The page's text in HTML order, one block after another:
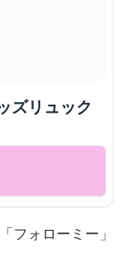
ズリュック
フォローミー」